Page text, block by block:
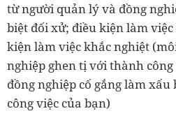
từ người quản lý và đồng
biệt đối xử; điều kiện làm
kiện làm việc khắc nghiệt
nghiệp ghen tị với thành
đồng nghiệp cố gắng làm
công việc của bạn)